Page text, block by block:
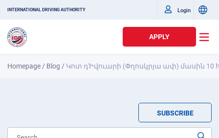
INTERNATIONAL DRIVING AUTHORITY Login
APPLY
Homepage / Blog / Կոտ դ'Իվուարի (Փղոսկրյա ափ) մասին
SUBSCRIBE